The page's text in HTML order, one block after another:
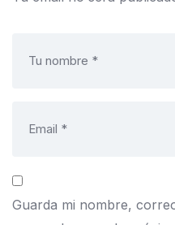
Guarda mi nombre,